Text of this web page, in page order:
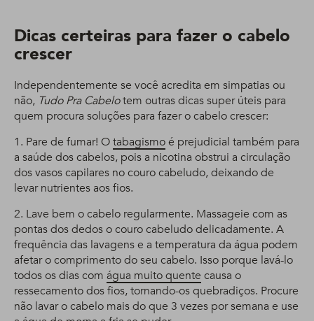
Dicas certeiras para fazer o cabelo
crescer
Independentemente se você acredita em simpatias ou
não, Tudo Pra Cabelotem outras dicas super úteis para
quem procura soluções para fazer o cabelo crescer:
1. Pare de fumar! Otabagismoé prejudicial também para
a saúde dos cabelos, pois a nicotina obstrui a circulação
dos vasos capilares no couro cabeludo, deixando de
levar nutrientes aos fios.
2. Lave bem o cabelo regularmente. Massageie com as
pontas dos dedos o couro cabeludo delicadamente. A
frequência das lavagens e a temperatura da água podem
afetar o comprimento do seu cabelo. Isso porque lavá-lo
todos os dias com água muito quente causa o
ressecamento dos fios, tornando-os quebradiços. Procure
não lavar o cabelo mais do que 3 vezes por semana e use